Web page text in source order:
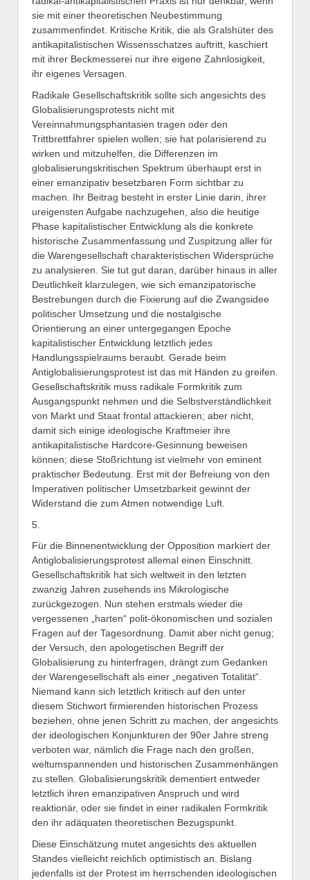
sie mit einer theoretischen Neubestimmung
zusammenfindet. Kritische Kritik, die als Gralshüter des
antikapitalistischen Wissensschatzes auftritt, kaschiert
mit ihrer Beckmesserei nur ihre eigene Zahnlosigkeit,
ihr eigenes Versagen.
Radikale Gesellschaftskritik sollte sich angesichts des
Globalisierungsprotests nicht mit
Vereinnahmungsphantasien tragen oder den
Trittbrettfahrer spielen wollen; sie hat polarisierend zu
wirken und mitzuhelfen, die Differenzen im
globalisierungskritischen Spektrum überhaupt erst in
einer emanzipativ besetzbaren Form sichtbar zu
machen. Ihr Beitrag besteht in erster Linie darin, ihrer
ureigensten Aufgabe nachzugehen, also die heutige
Phase kapitalistischer Entwicklung als die konkrete
historische Zusammenfassung und Zuspitzung aller für
die Warengesellschaft charakteristischen Widersprüche
zu analysieren. Sie tut gut daran, darüber hinaus in aller
Deutlichkeit klarzulegen, wie sich emanzipatorische
Bestrebungen durch die Fixierung auf die Zwangsidee
politischer Umsetzung und die nostalgische
Orientierung an einer untergegangen Epoche
kapitalistischer Entwicklung letztlich jedes
Handlungsspielraums beraubt. Gerade beim
Antiglobalisierungsprotest ist das mit Händen zu greifen.
Gesellschaftskritik muss radikale Formkritik zum
Ausgangspunkt nehmen und die Selbstverständlichkeit
von Markt und Staat frontal attackieren; aber nicht,
damit sich einige ideologische Kraftmeier ihre
antikapitalistische Hardcore-Gesinnung beweisen
können; diese Stoßrichtung ist vielmehr von eminent
praktischer Bedeutung. Erst mit der Befreiung von den
Imperativen politischer Umsetzbarkeit gewinnt der
Widerstand die zum Atmen notwendige Luft.
5.
Für die Binnenentwicklung der Opposition markiert der
Antiglobalisierungsprotest allemal einen Einschnitt.
Gesellschaftskritik hat sich weltweit in den letzten
zwanzig Jahren zusehends ins Mikrologische
zurückgezogen. Nun stehen erstmals wieder die
vergessenen „harten“ polit-ökonomischen und sozialen
Fragen auf der Tagesordnung. Damit aber nicht genug;
der Versuch, den apologetischen Begriff der
Globalisierung zu hinterfragen, drängt zum Gedanken
der Warengesellschaft als einer „negativen Totalität“.
Niemand kann sich letztlich kritisch auf den unter
diesem Stichwort firmierenden historischen Prozess
beziehen, ohne jenen Schritt zu machen, der angesichts
der ideologischen Konjunkturen der 90er Jahre streng
verboten war, nämlich die Frage nach den großen,
weltumspannenden und historischen Zusammenhängen
zu stellen. Globalisierungskritik dementiert entweder
letztlich ihren emanzipativen Anspruch und wird
reaktionär, oder sie findet in einer radikalen Formkritik
den ihr adäquaten theoretischen Bezugspunkt.
Diese Einschätzung mutet angesichts des aktuellen
Standes vielleicht reichlich optimistisch an. Bislang
jedenfalls ist der Protest im herrschenden ideologischen